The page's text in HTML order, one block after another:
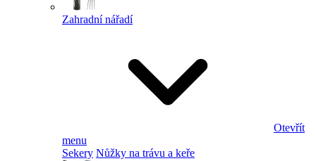
Zahradní nářadí
Otevřít
menu
Sekery Nůžky na trávu a keře